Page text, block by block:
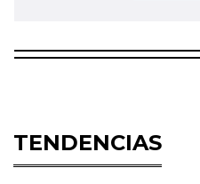
TENDENCIAS